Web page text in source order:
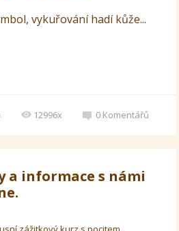
vykuřování hadí kůže...
12996x 0 Komentářů
a informace s námi